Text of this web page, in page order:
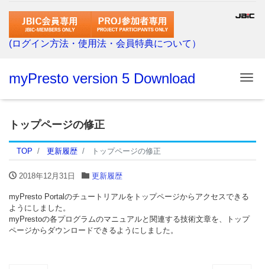
(ログイン方法・使用法・会員特典について）
myPresto version 5 Download
トップページの修正
TOP 更新履歴 トップページの修正
2018年12月31日 更新履歴
myPresto Portalのチュートリアルをトップページからアクセスできる
ようにしました。
myPrestoの各プログラムのマニュアルと関連する技術文章を、トップ
ページからダウンロードできるようにしました。